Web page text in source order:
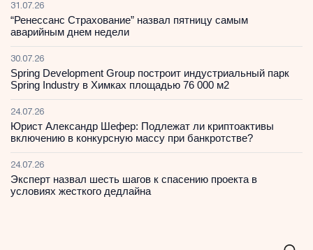
31.07.26
“Ренессанс Страхование” назвал пятницу самым
аварийным днем недели
30.07.26
Spring Development Group построит индустриальный парк
Spring Industry в Химках площадью 76 000 м2
24.07.26
Юрист Александр Шефер: Подлежат ли криптоактивы
включению в конкурсную массу при банкротстве?
24.07.26
Эксперт назвал шесть шагов к спасению проекта в
условиях жесткого дедлайна